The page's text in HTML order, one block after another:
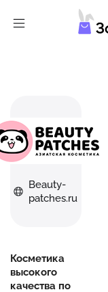
Beauty-
patches.ru
Косметика
высокого
качества по